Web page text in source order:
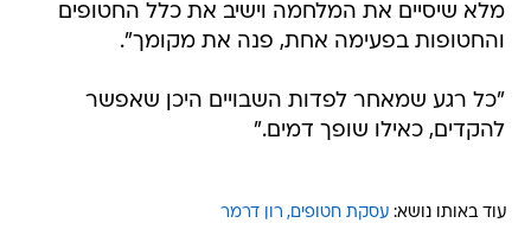
מלא שיסיים את המלחמה וישיב את כלל החטופים
והחטופות בפעימה אחת, פנה את מקומך".
"כל רגע שמאחר לפדות השבויים היכן שאפשר
להקדים, כאילו שופך דמים."
עוד באותו נושא: עסקת חטופים רון דרמר